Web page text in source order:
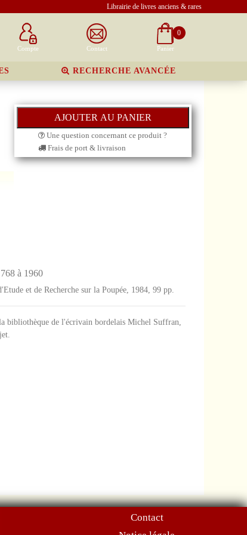
Librairie de livres anciens & rares
Compte Contact
0
Panier
RECHERCHE AVANCÉE
Une question concernant ce produit ?
Frais de port & livraison
à 1960
et de Recherche sur la Poupée, 1984, 99 pp.
bibliothèque de l'écrivain bordelais Michel Suffran,
Contact